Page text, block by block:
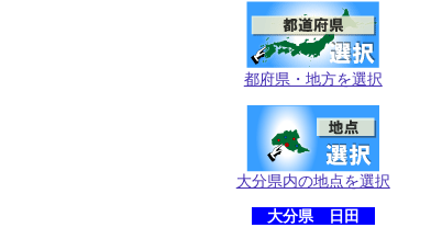
都府県・地方を選択
大分県内の地点を選択
大分県 日田